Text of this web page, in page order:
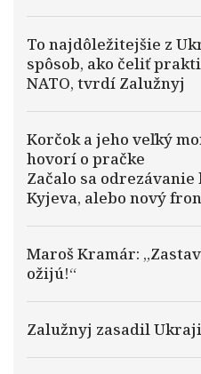
To najdôležitejšie z
spôsob, ako čeliť
NATO, tvrdí Zalužnyj
Korčok a jeho veľký
hovorí o pračke
Začalo sa
Kyjeva, alebo nový
Maroš Kramár:
ožijú!“
Zalužnyj zasadil